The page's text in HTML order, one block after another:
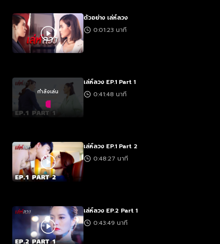
ตัวอย่าง เล่ห์ลวง
0:01:23 นาที
กำลังเล่น
เล่ห์ลวง EP.1 Part 1
0:41:48 นาที
เล่ห์ลวง EP.1 Part 2
0:48:27 นาที
เล่ห์ลวง EP.2 Part 1
0:43:49 นาที